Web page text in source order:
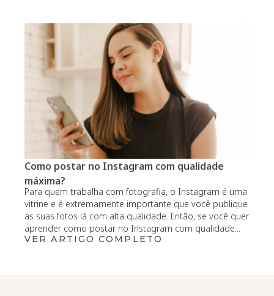
Como postar no Instagram com qualidade
máxima?
Para quem trabalha com fotografia, o Instagram é uma
vitrine e é extremamente importante que você publique
as suas fotos lá com alta qualidade. Então, se você quer
aprender como postar no Instagram com qualidade...
VER ARTIGO COMPLETO